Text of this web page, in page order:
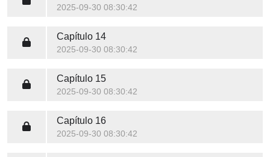
2025-09-30 08:30:42
Capítulo 14
2025-09-30 08:30:42
Capítulo 15
2025-09-30 08:30:42
Capítulo 16
2025-09-30 08:30:42